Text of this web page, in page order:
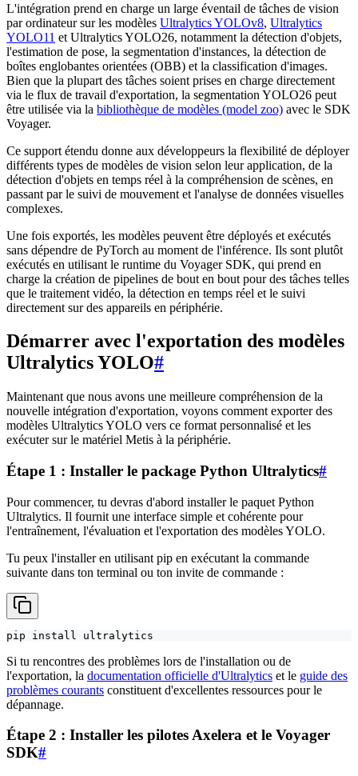
L'intégration prend en charge un large éventail de tâches de vision
par ordinateur sur les modèles Ultralytics YOLOv8, Ultralytics
YOLO11 et Ultralytics YOLO26, notamment la détection d'objets,
l'estimation de pose, la segmentation d'instances, la détection de
boîtes englobantes orientées (OBB) et la classification d'images.
Bien que la plupart des tâches soient prises en charge directement
via le flux de travail d'exportation, la segmentation YOLO26 peut
être utilisée via la bibliothèque de modèles (model zoo) avec le SDK
Voyager.
Ce support étendu donne aux développeurs la flexibilité de déployer
différents types de modèles de vision selon leur application, de la
détection d'objets en temps réel à la compréhension de scènes, en
passant par le suivi de mouvement et l'analyse de données visuelles
complexes.
Une fois exportés, les modèles peuvent être déployés et exécutés
sans dépendre de PyTorch au moment de l'inférence. Ils sont plutôt
exécutés en utilisant le runtime du Voyager SDK, qui prend en
charge la création de pipelines de bout en bout pour des tâches telles
que le traitement vidéo, la détection en temps réel et le suivi
directement sur des appareils en périphérie.
Démarrer avec l'exportation des modèles
Ultralytics YOLO#
Maintenant que nous avons une meilleure compréhension de la
nouvelle intégration d'exportation, voyons comment exporter des
modèles Ultralytics YOLO vers ce format personnalisé et les
exécuter sur le matériel Metis à la périphérie.
Étape 1 : Installer le package Python Ultralytics#
Pour commencer, tu devras d'abord installer le paquet Python
Ultralytics. Il fournit une interface simple et cohérente pour
l'entraînement, l'évaluation et l'exportation des modèles YOLO.
Tu peux l'installer en utilisant pip en exécutant la commande
suivante dans ton terminal ou ton invite de commande :
pip install ultralytics
Si tu rencontres des problèmes lors de l'installation ou de
l'exportation, la documentation officielle d'Ultralytics et le guide des
problèmes courants constituent d'excellentes ressources pour le
dépannage.
Étape 2 : Installer les pilotes Axelera et le Voyager
SDK#